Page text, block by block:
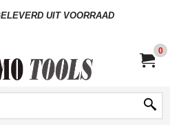
UIT VOORRAAD
0